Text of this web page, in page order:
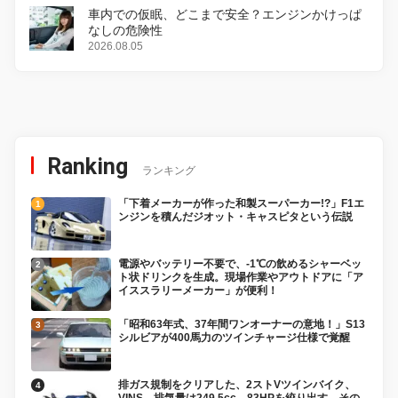
車内での仮眠、どこまで安全？エンジンかけっぱ
なしの危険性
2026.08.05
Ranking ランキング
「下着メーカーが作った和製スーパーカー!?」F1エ
ンジンを積んだジオット・キャスピタという伝説
電源やバッテリー不要で、-1℃の飲めるシャーベッ
ト状ドリンクを生成。現場作業やアウトドアに「ア
イススラリーメーカー」が便利！
「昭和63年式、37年間ワンオーナーの意地！」S13
シルビアが400馬力のツインチャージ仕様で覚醒
排ガス規制をクリアした、2ストVツインバイク、